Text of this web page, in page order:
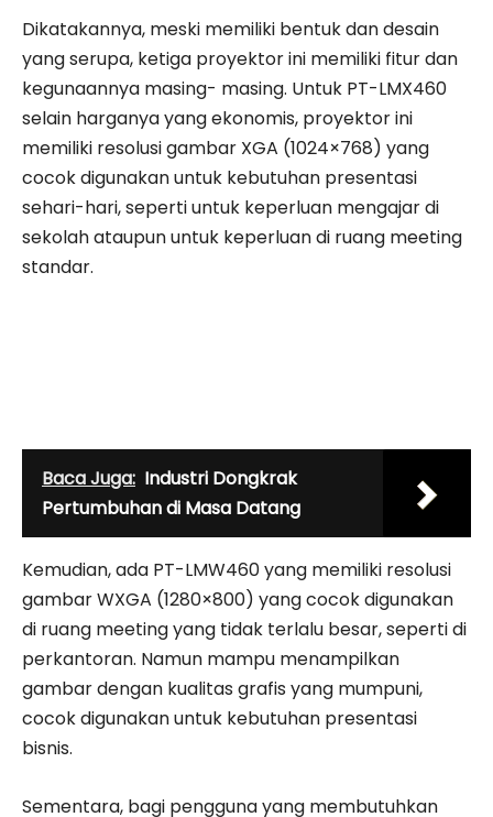
Dikatakannya, meski memiliki bentuk dan desain
yang serupa, ketiga proyektor ini memiliki fitur dan
kegunaannya masing- masing. Untuk PT-LMX460
selain harganya yang ekonomis, proyektor ini
memiliki resolusi gambar XGA (1024×768) yang
cocok digunakan untuk kebutuhan presentasi
sehari-hari, seperti untuk keperluan mengajar di
sekolah ataupun untuk keperluan di ruang meeting
standar.
Baca Juga: Industri Dongkrak
Pertumbuhan di Masa Datang
Kemudian, ada PT-LMW460 yang memiliki re­solusi
gambar WXGA (1280×800) yang cocok digunakan
di ruang meeting yang tidak terlalu besar, seperti di
perkantoran. Namun mampu menampilkan
gambar dengan kualitas grafis yang mumpuni,
cocok digunakan untuk kebutuhan presentasi
bisnis.
Sementara, bagi pengguna yang membutuhkan